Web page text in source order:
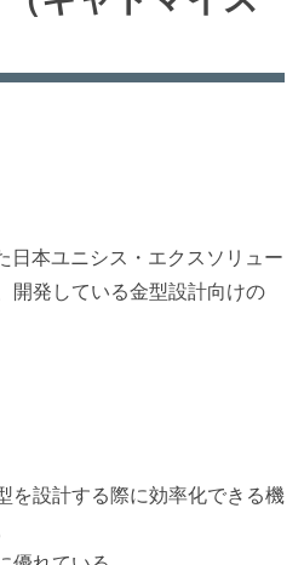
日本ユニシス・エクスソリュー
開発している金型設計向けの
を設計する際に効率化できる機